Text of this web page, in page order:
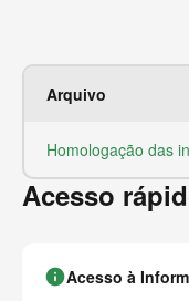
Arquivo
Homologação das
Acesso
infoAcesso à